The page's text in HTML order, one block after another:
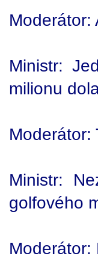
Moderátor:
Ministr:
milionu
Moderátor:
Ministr:
golfového
Moderátor: